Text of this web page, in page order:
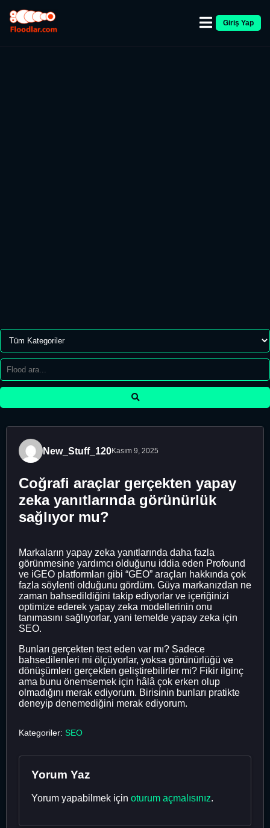
Giriş Yap
New_Stuff_120Kasım 9, 2025
Coğrafi araçlar gerçekten yapay
zeka yanıtlarında görünürlük
sağlıyor mu?
Markaların yapay zeka yanıtlarında daha fazla
görünmesine yardımcı olduğunu iddia eden Profound
ve iGEO platformları gibi “GEO” araçları hakkında çok
fazla söylenti olduğunu gördüm. Güya markanızdan ne
zaman bahsedildiğini takip ediyorlar ve içeriğinizi
optimize ederek yapay zeka modellerinin onu
tanımasını sağlıyorlar, yani temelde yapay zeka için
SEO.
Bunları gerçekten test eden var mı? Sadece
bahsedilenleri mi ölçüyorlar, yoksa görünürlüğü ve
dönüşümleri gerçekten geliştirebilirler mi? Fikir ilginç
ama bunu önemsemek için hâlâ çok erken olup
olmadığını merak ediyorum. Birisinin bunları pratikte
deneyip denemediğini merak ediyorum.
Kategoriler: SEO
Yorum Yaz
Yorum yapabilmek için oturum açmalısınız.